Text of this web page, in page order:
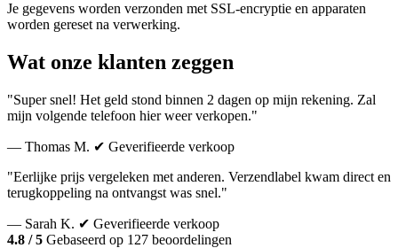
Je gegevens worden verzonden met SSL-encryptie en apparaten
worden gereset na verwerking.
Wat onze klanten zeggen
"Super snel! Het geld stond binnen 2 dagen op mijn rekening. Zal
mijn volgende telefoon hier weer verkopen."
— Thomas M. ✔ Geverifieerde verkoop
"Eerlijke prijs vergeleken met anderen. Verzendlabel kwam direct en
terugkoppeling na ontvangst was snel."
— Sarah K. ✔ Geverifieerde verkoop
4.8 / 5 Gebaseerd op 127 beoordelingen